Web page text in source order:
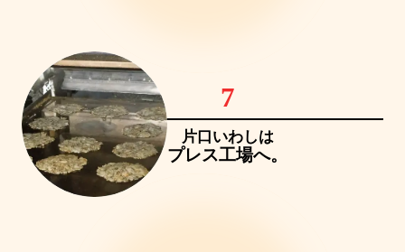
7
片口いわしは
プレス工場へ。